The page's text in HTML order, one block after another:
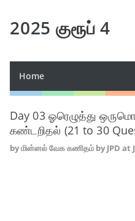
2025 குரூப் 4
Home
Day 03 ஓரெழுத்து
கண்டறிதல் (21 to 30
byமின்னல் வேக கணிதம் by JPD at